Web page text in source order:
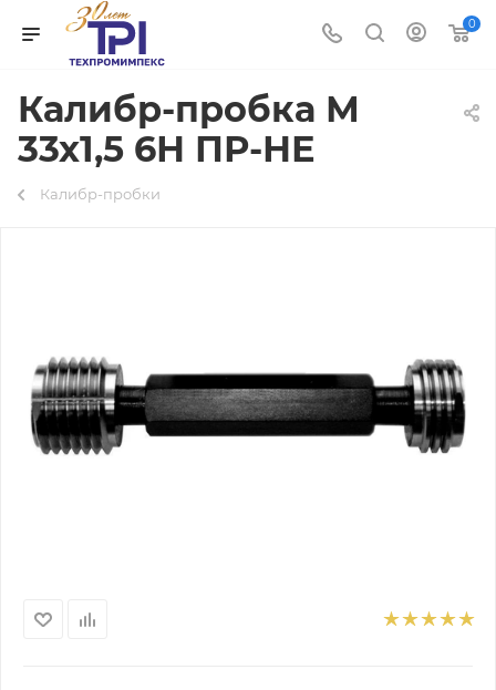
0
Калибр-пробка М
33х1,5 6Н ПР-НЕ
Калибр-пробки